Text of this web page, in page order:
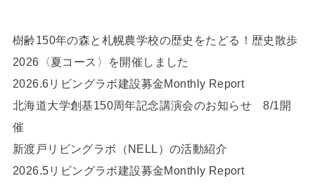
樹齢150年の森と札幌農学校の歴史をたどる！歴史散歩
2026〈夏コース〉を開催しました
2026.6リビングラボ建設募金Monthly Report
北海道大学創基150周年記念講演会のお知らせ 8/1開
催
新渡戸リビングラボ（NELL）の活動紹介
2026.5リビングラボ建設募金Monthly Report